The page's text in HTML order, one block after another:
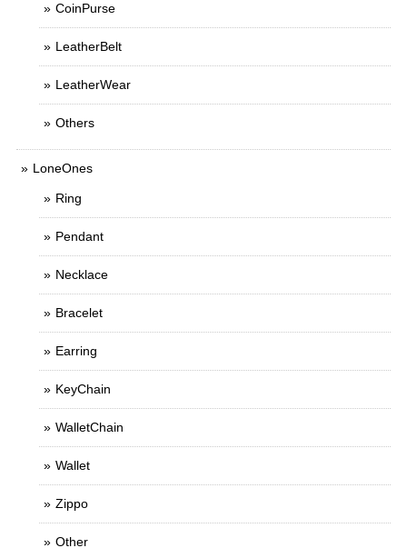
CoinPurse
LeatherBelt
LeatherWear
Others
LoneOnes
Ring
Pendant
Necklace
Bracelet
Earring
KeyChain
WalletChain
Wallet
Zippo
Other